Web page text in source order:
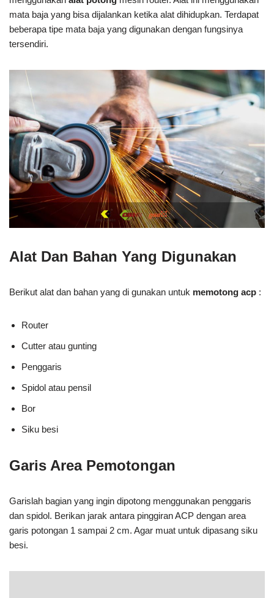
mata baja yang bisa dijalankan ketika alat dihidupkan. Terdapat
beberapa tipe mata baja yang digunakan dengan fungsinya
tersendiri.
Alat Dan Bahan Yang Digunakan
Berikut alat dan bahan yang di gunakan untuk memotong acp :
Router
Cutter atau gunting
Penggaris
Spidol atau pensil
Bor
Siku besi
Garis Area Pemotongan
Garislah bagian yang ingin dipotong menggunakan penggaris
dan spidol. Berikan jarak antara pinggiran ACP dengan area
garis potongan 1 sampai 2 cm. Agar muat untuk dipasang siku
besi.